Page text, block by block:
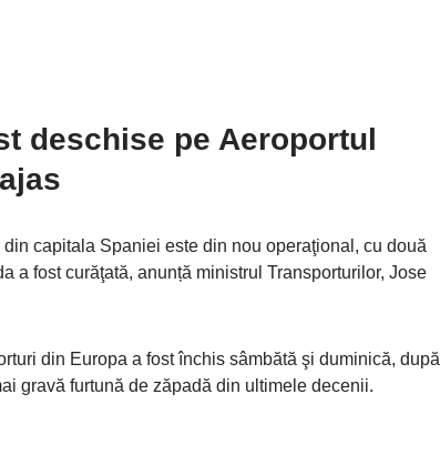
deschise pe Aeroportul
capitala Spaniei este din nou operaţional, cu două
a fost curăţată, anunță ministrul Transporturilor, Jose
din Europa a fost închis sâmbătă şi duminică, după
gravă furtună de zăpadă din ultimele decenii.